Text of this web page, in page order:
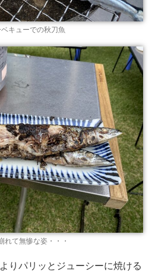
キューでの秋刀魚
れて無惨な姿・・・
りパリッとジューシーに焼ける